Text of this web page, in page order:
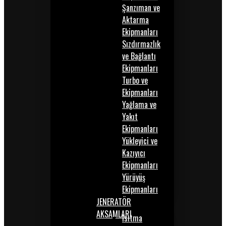
Şanzıman ve
Aktarma
Ekipmanları
Sızdırmazlık
ve Bağlantı
Ekipmanları
Turbo ve
Ekipmanları
Yağlama ve
Yakıt
Ekipmanları
Yükleyici ve
Kazıyıcı
Ekipmanları
Yürüyüş
Ekipmanları
JENERATÖR
AKSAMLARIIsıtma